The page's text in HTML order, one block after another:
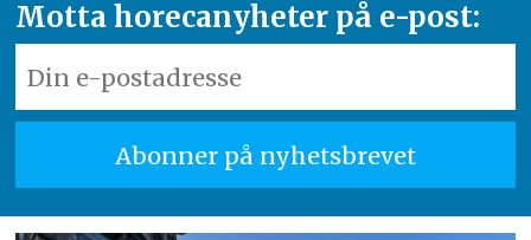
Motta horecanyheter på e-post: